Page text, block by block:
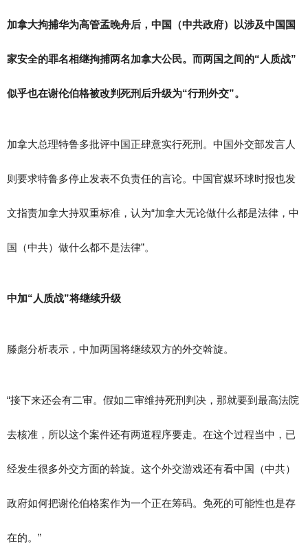
加拿大拘捕华为高管孟晚舟后，中国（中共政府）以涉及中国国
家安全的罪名相继拘捕两名加拿大公民。而两国之间的“人质战”
似乎也在谢伦伯格被改判死刑后升级为“行刑外交”。
加拿大总理特鲁多批评中国正肆意实行死刑。中国外交部发言人
则要求特鲁多停止发表不负责任的言论。中国官媒环球时报也发
文指责加拿大持双重标准，认为“加拿大无论做什么都是法律，中
国（中共）做什么都不是法律”。
中加“人质战”将继续升级
滕彪分析表示，中加两国将继续双方的外交斡旋。
“接下来还会有二审。假如二审维持死刑判决，那就要到最高法院
去核准，所以这个案件还有两道程序要走。在这个过程当中，已
经发生很多外交方面的斡旋。这个外交游戏还有看中国（中共）
政府如何把谢伦伯格案作为一个正在筹码。免死的可能性也是存
在的。”